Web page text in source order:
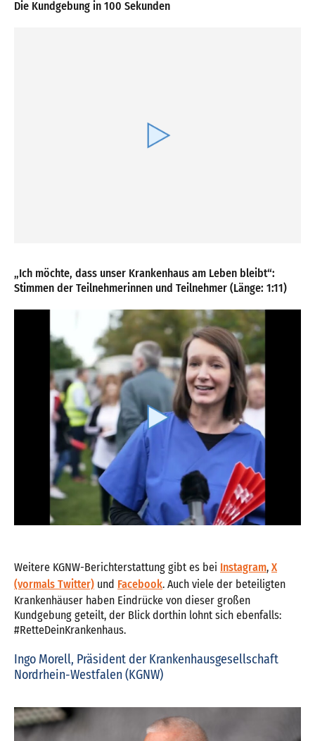
Die Kundgebung in 100 Sekunden
„Ich möchte, dass unser Krankenhaus am Leben bleibt“:
Stimmen der Teilnehmerinnen und Teilnehmer (Länge: 1:11)
Weitere KGNW-Berichterstattung gibt es bei Instagram, X
(vormals Twitter) und Facebook. Auch viele der beteiligten
Krankenhäuser haben Eindrücke von dieser großen
Kundgebung geteilt, der Blick dorthin lohnt sich ebenfalls:
#RetteDeinKrankenhaus.
Ingo Morell, Präsident der Krankenhausgesellschaft
Nordrhein-Westfalen (KGNW)